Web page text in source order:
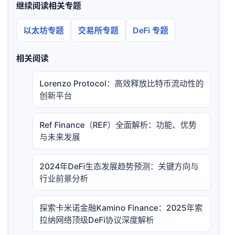
继续阅读相关专题
以太坊专题 交易所专题 DeFi 专题
相关阅读
Lorenzo Protocol：高效释放比特币流动性的
创新平台
Ref Finance（REF）全面解析：功能、优势
与未来发展
2024年DeFi生态发展趋势预测：关键方向与
行业前景分析
探索卡米诺金融Kamino Finance：2025年索
拉纳网络顶级DeFi协议深度解析